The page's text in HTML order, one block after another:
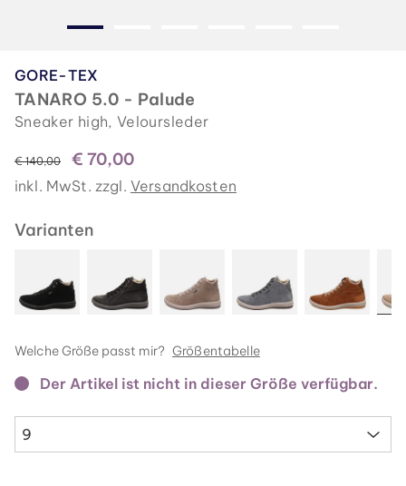
GORE-TEX
TANARO 5.0 - Palude
Sneaker high, Veloursleder
statt
€ 140,00 € 70,00
inkl. MwSt. zzgl. Versandkosten
Varianten
Welche Größe passt mir? Größentabelle
Der Artikel ist nicht in dieser Größe verfügbar.
9